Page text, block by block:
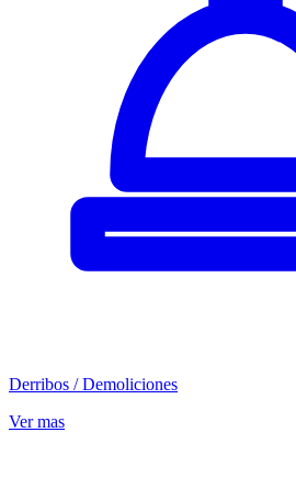
Derribos / Demoliciones
Ver mas